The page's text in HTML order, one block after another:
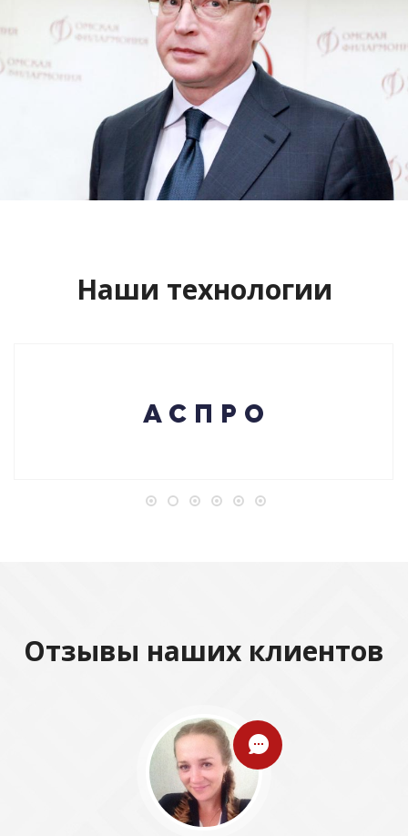
Сайт кандидата в губернаторы
Буркова Александра Леонидовича
Смотреть проект
Наши технологии
Отзывы наших клиентов